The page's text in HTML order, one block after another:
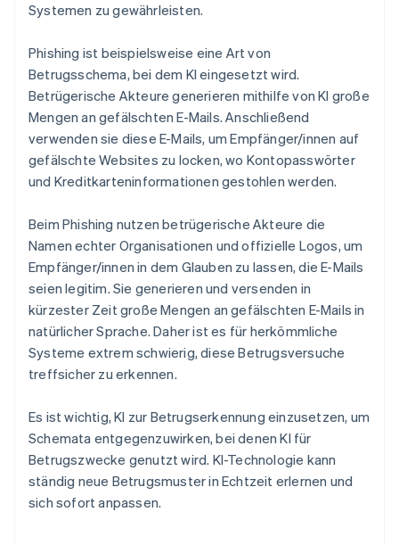
Systemen zu gewährleisten.
Phishing ist beispielsweise eine Art von
Betrugsschema, bei dem KI eingesetzt wird.
Betrügerische Akteure generieren mithilfe von KI große
Mengen an gefälschten E-Mails. Anschließend
verwenden sie diese E-Mails, um Empfänger/innen auf
gefälschte Websites zu locken, wo Kontopasswörter
und Kreditkarteninformationen gestohlen werden.
Beim Phishing nutzen betrügerische Akteure die
Namen echter Organisationen und offizielle Logos, um
Empfänger/innen in dem Glauben zu lassen, die E-Mails
seien legitim. Sie generieren und versenden in
kürzester Zeit große Mengen an gefälschten E-Mails in
natürlicher Sprache. Daher ist es für herkömmliche
Systeme extrem schwierig, diese Betrugsversuche
treffsicher zu erkennen.
Es ist wichtig, KI zur Betrugserkennung einzusetzen, um
Schemata entgegenzuwirken, bei denen KI für
Betrugszwecke genutzt wird. KI-Technologie kann
ständig neue Betrugsmuster in Echtzeit erlernen und
sich sofort anpassen.